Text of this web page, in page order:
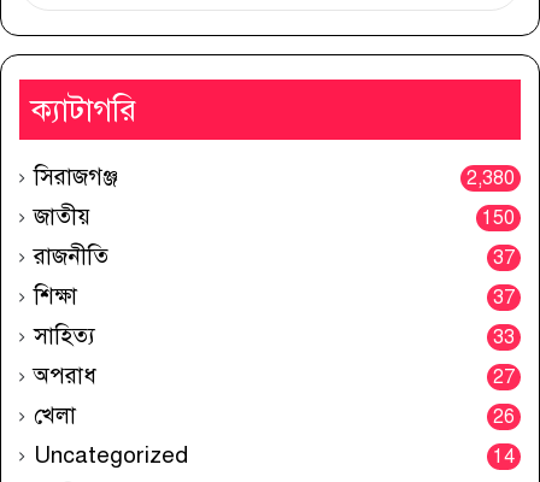
ক্যাটাগরি
সিরাজগঞ্জ 2,380
জাতীয় 150
রাজনীতি 37
শিক্ষা 37
সাহিত্য 33
অপরাধ 27
খেলা 26
Uncategorized 14